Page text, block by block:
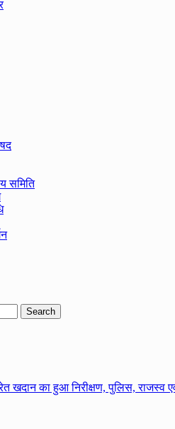
समिति
खदान का हुआ निरीक्षण, पुलिस, राजस्व